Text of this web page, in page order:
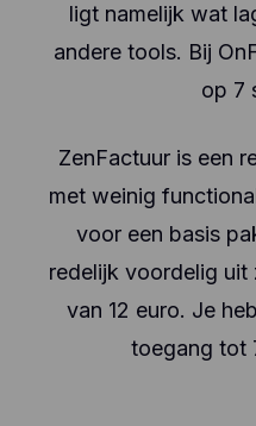
ligt namelijk wat
andere tools. Bij
op 7
ZenFactuur is een
met weinig
voor een basis
redelijk voordelig uit
van 12 euro. Je
toegang tot